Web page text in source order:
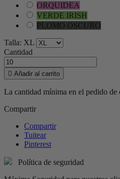
ORQUIDEA
VERDE IRISH
PLOMO OSCURO
Talla: XL
Cantidad
 Añadir al carrito
La cantidad mínima en el pedido de
Compartir
Compartir
Tuitear
Pinterest
Política de seguridad